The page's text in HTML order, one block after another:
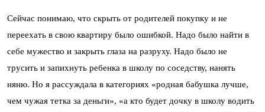
Сейчас понимаю, что скрыть от родителей покупку и не
переехать в свою квартиру было ошибкой. Надо было найти в
себе мужество и закрыть глаза на разруху. Надо было не
трусить и запихнуть ребенка в школу по соседству, нанять
няню. Но я рассуждала в категориях «родная бабушка лучше,
чем чужая тетка за деньги», «а кто будет дочку в школу водить